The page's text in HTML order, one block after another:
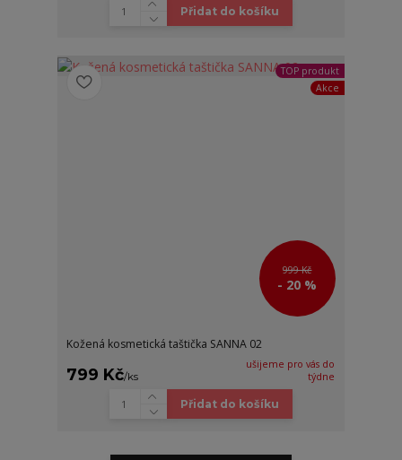
Přidat do košíku
TOP produkt
Akce
999 Kč
- 20 %
Kožená kosmetická taštička SANNA 02
799 Kč/ks
ušijeme pro vás do
týdne
Přidat do košíku